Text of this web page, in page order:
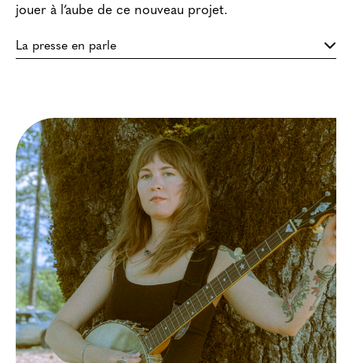
jouer à l’aube de ce nouveau projet.
La presse en parle